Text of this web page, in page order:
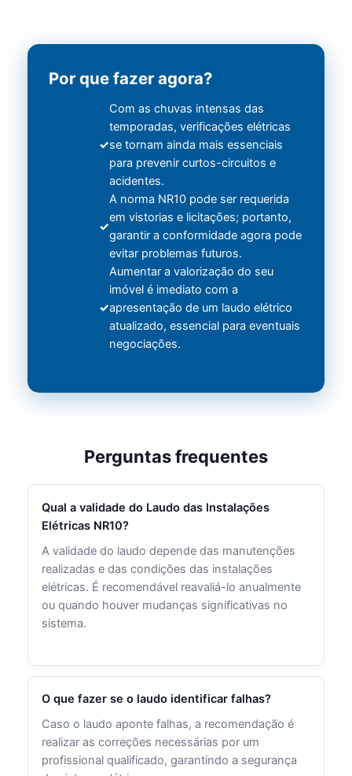
Por que fazer agora?
Com as chuvas intensas das
temporadas, verificações elétricas
se tornam ainda mais essenciais
para prevenir curtos-circuitos e
acidentes.
A norma NR10 pode ser requerida
em vistorias e licitações; portanto,
garantir a conformidade agora pode
evitar problemas futuros.
Aumentar a valorização do seu
imóvel é imediato com a
apresentação de um laudo elétrico
atualizado, essencial para eventuais
negociações.
Perguntas frequentes
Qual a validade do Laudo das Instalações
Elétricas NR10?
A validade do laudo depende das manutenções
realizadas e das condições das instalações
elétricas. É recomendável reavaliá-lo anualmente
ou quando houver mudanças significativas no
sistema.
O que fazer se o laudo identificar falhas?
Caso o laudo aponte falhas, a recomendação é
realizar as correções necessárias por um
profissional qualificado, garantindo a segurança